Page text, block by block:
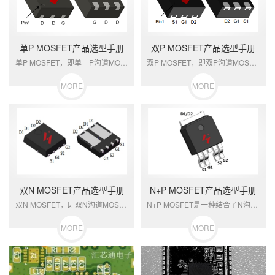
单P MOSFET产品选型手册
MORE
双P MOSFET产品选型手册
MORE
双N MOSFET产品选型手册
MORE
N+P MOSFET产品选型手册
MORE